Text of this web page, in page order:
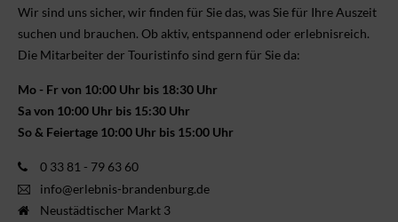
Wir sind uns sicher, wir finden für Sie das, was Sie für Ihre Aus­zeit
suchen und brauchen. Ob aktiv, ent­spannend oder erlebnis­reich.
Die Mitarbeiter der Touristinfo sind gern für Sie da:
Mo - Fr von 10:00 Uhr bis 18:30 Uhr
Sa von 10:00 Uhr bis 15:30 Uhr
So & Feiertage 10:00 Uhr bis 15:00 Uhr
0 33 81 - 79 63 60
info@erlebnis-brandenburg.de
Neustädtischer Markt 3